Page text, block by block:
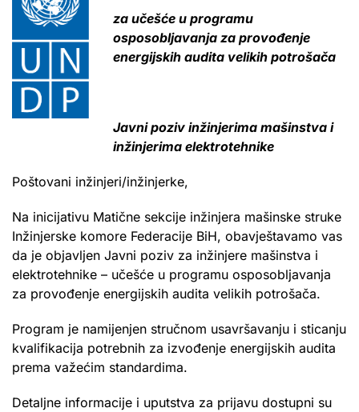
za učešće u programu
osposobljavanja za provođenje
energijskih audita velikih potrošača
Javni poziv inžinjerima mašinstva i
inžinjerima elektrotehnike
Poštovani inžinjeri/inžinjerke,
Na inicijativu Matične sekcije inžinjera mašinske struke
Inžinjerske komore Federacije BiH, obavještavamo vas
da je objavljen Javni poziv za inžinjere mašinstva i
elektrotehnike – učešće u programu osposobljavanja
za provođenje energijskih audita velikih potrošača.
Program je namijenjen stručnom usavršavanju i sticanju
kvalifikacija potrebnih za izvođenje energijskih audita
prema važećim standardima.
Detaljne informacije i uputstva za prijavu dostupni su